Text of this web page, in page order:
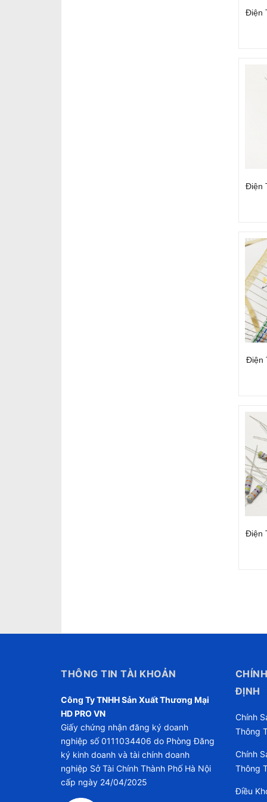
Điện
Điện
Điện
Điện
THÔNG TIN TÀI KHOẢN
Công Ty TNHH Sản Xuất Thương Mại
HD PRO VN
Giấy chứng nhận đăng ký doanh
nghiệp số 0111034406 do Phòng Đăng
ký kinh doanh và tài chính doanh
nghiệp Sở Tài Chính Thành Phố Hà Nội
cấp ngày 24/04/2025
ĐỊNH
Chính
Thông
Chính
Thông
Điều